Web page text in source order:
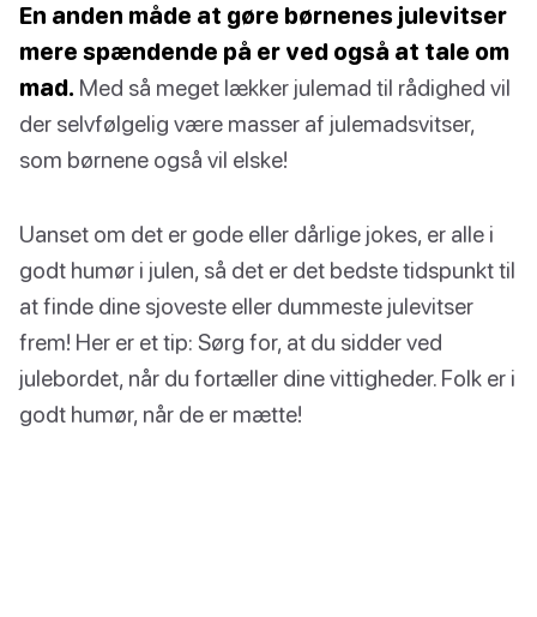
En anden måde at gøre børnenes julevitser
mere spændende på er ved også at tale om
mad. Med så meget lækker julemad til rådighed vil
der selvfølgelig være masser af julemadsvitser,
som børnene også vil elske!
Uanset om det er gode eller dårlige jokes, er alle i
godt humør i julen, så det er det bedste tidspunkt til
at finde dine sjoveste eller dummeste julevitser
frem! Her er et tip: Sørg for, at du sidder ved
julebordet, når du fortæller dine vittigheder. Folk er i
godt humør, når de er mætte!